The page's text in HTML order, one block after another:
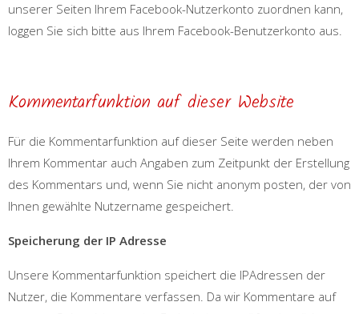
unserer Seiten Ihrem Facebook-Nutzerkonto zuordnen kann,
loggen Sie sich bitte aus Ihrem Facebook-Benutzerkonto aus.
Kommentarfunktion auf dieser Website
Für die Kommentarfunktion auf dieser Seite werden neben
Ihrem Kommentar auch Angaben zum Zeitpunkt der Erstellung
des Kommentars und, wenn Sie nicht anonym posten, der von
Ihnen gewählte Nutzername gespeichert.
Speicherung der IP Adresse
Unsere Kommentarfunktion speichert die IPAdressen der
Nutzer, die Kommentare verfassen. Da wir Kommentare auf